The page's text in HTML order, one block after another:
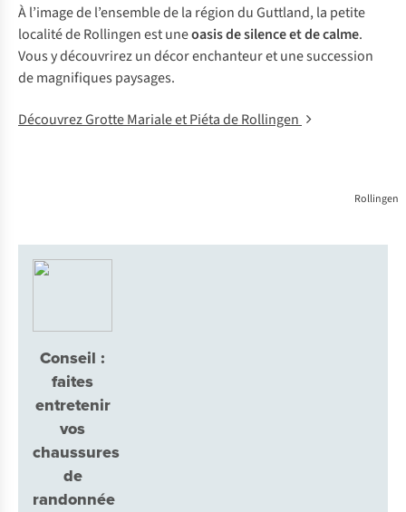
À l’image de l’ensemble de la région du Guttland, la petite
localité de Rollingen est uneoasis de silence et de calme.
Vous y découvrirez un décor enchanteur et une succession
de magnifiques paysages.
Découvrez Grotte Mariale et Piéta de Rollingen
Rollingen
Conseil :
faites
entretenir
vos
chaussures
de
randonnée